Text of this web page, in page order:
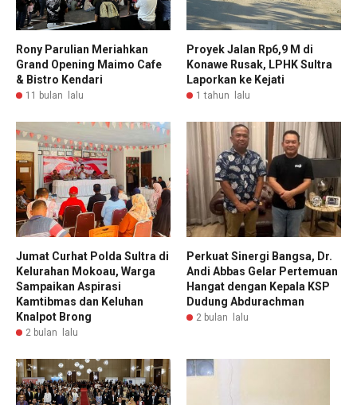
Rony Parulian Meriahkan
Grand Opening Maimo Cafe
& Bistro Kendari
11 bulan lalu
Proyek Jalan Rp6,9 M di
Konawe Rusak, LPHK Sultra
Laporkan ke Kejati
1 tahun lalu
Jumat Curhat Polda Sultra di
Kelurahan Mokoau, Warga
Sampaikan Aspirasi
Kamtibmas dan Keluhan
Knalpot Brong
2 bulan lalu
Perkuat Sinergi Bangsa, Dr.
Andi Abbas Gelar Pertemuan
Hangat dengan Kepala KSP
Dudung Abdurachman
2 bulan lalu